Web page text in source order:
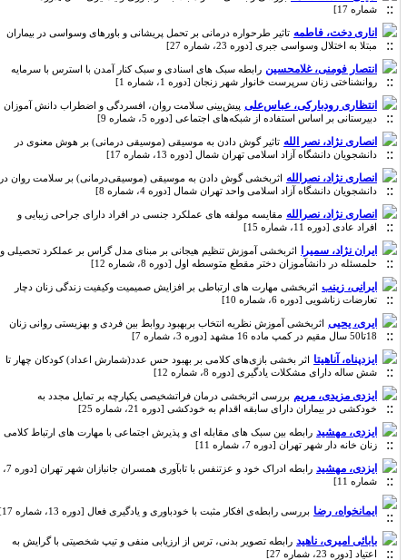
شماره 17]
اناری دخت، فاطمه تاثیر طرحواره درمانی بر تحمل پریشانی و باورهای وسواسی در بیماران
مبتلا به اختلال وسواسی جبری [دوره 23، شماره 27]
انتصار فومنی، غلامحسین رابطه سبک های اسنادی و سبک کنار آمدن با استرس با سرمایه
روانشناختی زنان سرپرست خانوار شهر زنجان [دوره 1، شماره 1]
انتظاری رودبارکی، عباس‌علی پیش‌بینی سلامت روان، افسردگی و اضطراب دانش آموزان
دبیرستانی بر اساس استفاده از شبکه‌های اجتماعی [دوره 5، شماره 9]
انصاری نژاد، نصر الله تاثیر گوش دادن به موسیقی (موسیقی درمانی) بر هوش معنوی در
دانشجویان دانشگاه آزاد اسلامی تهران شمال [دوره 13، شماره 17]
انصاری نژاد، نصرالله اثربخشی گوش دادن به موسیقی (موسیقی‌درمانی) بر سلامت روان در
دانشجویان دانشگاه آزاد اسلامی واحد تهران شمال [دوره 4، شماره 8]
انصاری نژاد، نصرالله مقایسه مولفه های عملکرد جنسی در افراد دارای جراحی زیبایی و
افراد عادی [دوره 11، شماره 15]
ایران نژاد، سمیرا اثربخشی آموزش تنظیم هیجانی بر مبنای مدل گراس بر عملکرد تحصیلی و
حلمسئله در دانشآموزان دختر مقطع متوسطه اول [دوره 8، شماره 12]
ایرانی، زینب اثربخشی مهارت های ارتباطی بر افزایش صمیمیت وکیفیت زندگی زنان دچار
تعارضات زناشویی [دوره 6، شماره 10]
ایری، یحیی اثربخشی آموزش نظریه انتخاب بربهبود روابط بین فردی و بهزیستی روانی زنان
18تا50 سال مقیم در کمپ ماده 16 مشهد [دوره 3، شماره 7]
ایزدپناه، آناهیتا اثر بخشی بازی‌های کلامی بر بهبود حس عدد(شمارش اعداد) کودکان چهار تا
شش ساله دارای مشکلات یادگیری [دوره 8، شماره 12]
ایزدی مزیدی، مریم بررسی اثربخشی درمان فراتشخیصی یکپارچه بر تمایل مجدد به
خودکشی در بیماران دارای سابقه اقدام به خودکشی [دوره 21، شماره 25]
ایزدی، مهشید رابطه بین سبک های مقابله ای و پذیرش اجتماعی با مهارت های ارتباط کلامی
زنان خانه دار شهر تهران [دوره 7، شماره 11]
ایزدی، مهشید
رابطه ادراک خود و عزتنفس با تابآوری همسران جانبازان شهر تهران [دوره 7،
شماره 11]
ایمانخواه، رضا بررسی رابطه‌ی افکار مثبت با خودباوری و یادگیری فعال [دوره 13، شماره 17]
بابائی امیری، ناهید رابطه تصویر بدنی، ترس از ارزیابی منفی و تیپ شخصیتی با گرایش به
اعتیاد [دوره 23، شماره 27]